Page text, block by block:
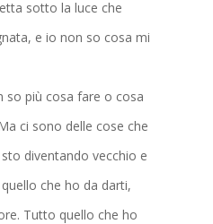
sotto la luce che
e io non so cosa mi
so più cosa fare o cosa
ci sono delle cose che
diventando vecchio e
che ho da darti,
Tutto quello che ho